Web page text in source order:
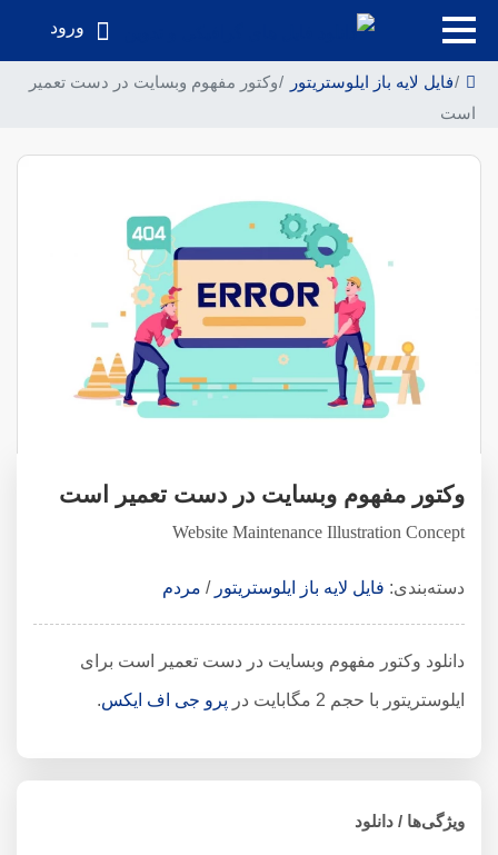
ورود
فایل لایه باز ایلوستریتور
وکتور مفهوم وبسایت در دست تعمیر
است
وکتور مفهوم وبسایت در دست تعمیر است
Website Maintenance Illustration Concept
دسته‌بندی: فایل لایه باز ایلوستریتور / مردم
دانلود وکتور مفهوم وبسایت در دست تعمیر است برای
ایلوستریتور با حجم 2 مگابایت در پرو جی اف ایکس.
ویژگی‌ها / دانلود